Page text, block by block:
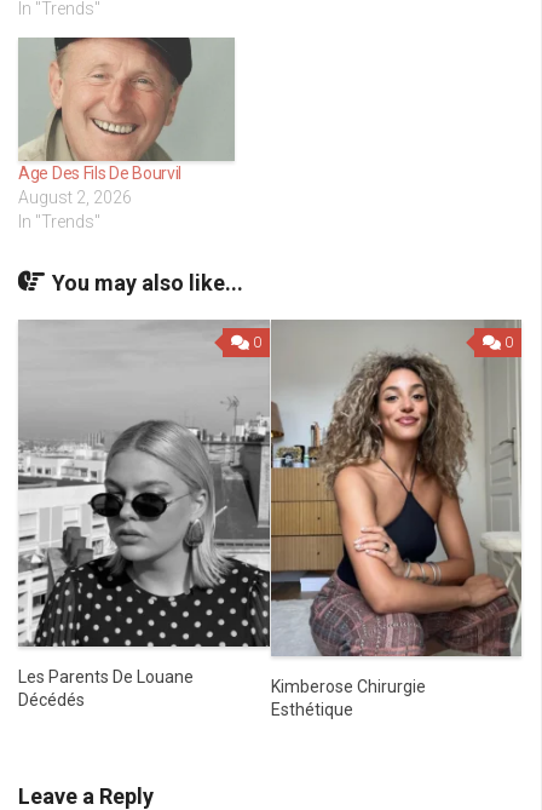
In "Trends"
Age Des Fils De Bourvil
August 2, 2026
In "Trends"
You may also like...
0
Les Parents De Louane
Décédés
0
Kimberose Chirurgie
Esthétique
Leave a Reply